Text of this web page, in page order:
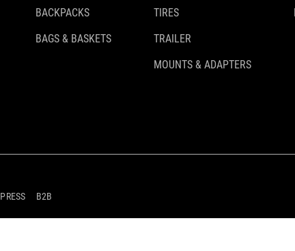
BACKPACKS
BAGS & BASKETS
TIRES
TRAILER
MOUNTS & ADAPTERS
PRESS B2B